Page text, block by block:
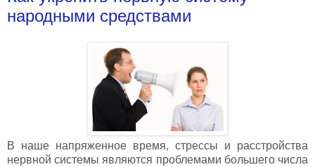
народными средствами
В наше напряженное время, стрессы и расстройства
нервной системы являются проблемами большего числа